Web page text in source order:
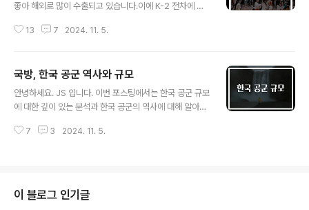
좋아 해외로 많이 수출되고 있습니다.이에 K-2 전차에 대
적 배경한국의 K-2 전차는 현대 전장에서의 전투력을 극대
성을 느끼게 되었고, 이에 따라 새로운 전차 개발에 착수하
였습니다.이 과정에서 K-2 전차의 개발은 단순한 기술 혁
신을 넘어서, 주권과 자주국방의 상징으로 자리 잡았습니
시험 모델이 생산되었습니다.이 전차는 처음부터 끝까지
13 7 2024. 11. 5.
국방, ​한국 공군 역사와 규모
안녕하세요. JS 입니다. 이번 포스팅에서는 한국 공군 규모
에 대한 깊이 있는 분석과 한국 공군의 역사에 대해 알아보
되었으며, 그 역사는 한국 전쟁과 밀접하게 연결되어 있습
상황이었습니다.그러나 전쟁의 필요로 인해 급속도로 성장
해야 했습니다.이 시기는 한국 공군이 조직적으로 발달할
7 3 2024. 11. 5.
이 블로그 인기글